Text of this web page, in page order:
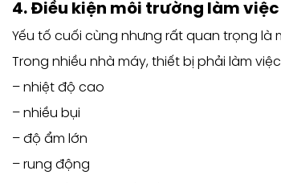
4. Điều kiện môi trường làm việc
Yếu tố cuối cùng nhưng rất quan trọng là
Trong nhiều nhà máy, thiết bị phải làm
– nhiệt độ cao
– nhiều bụi
– độ ẩm lớn
– rung động